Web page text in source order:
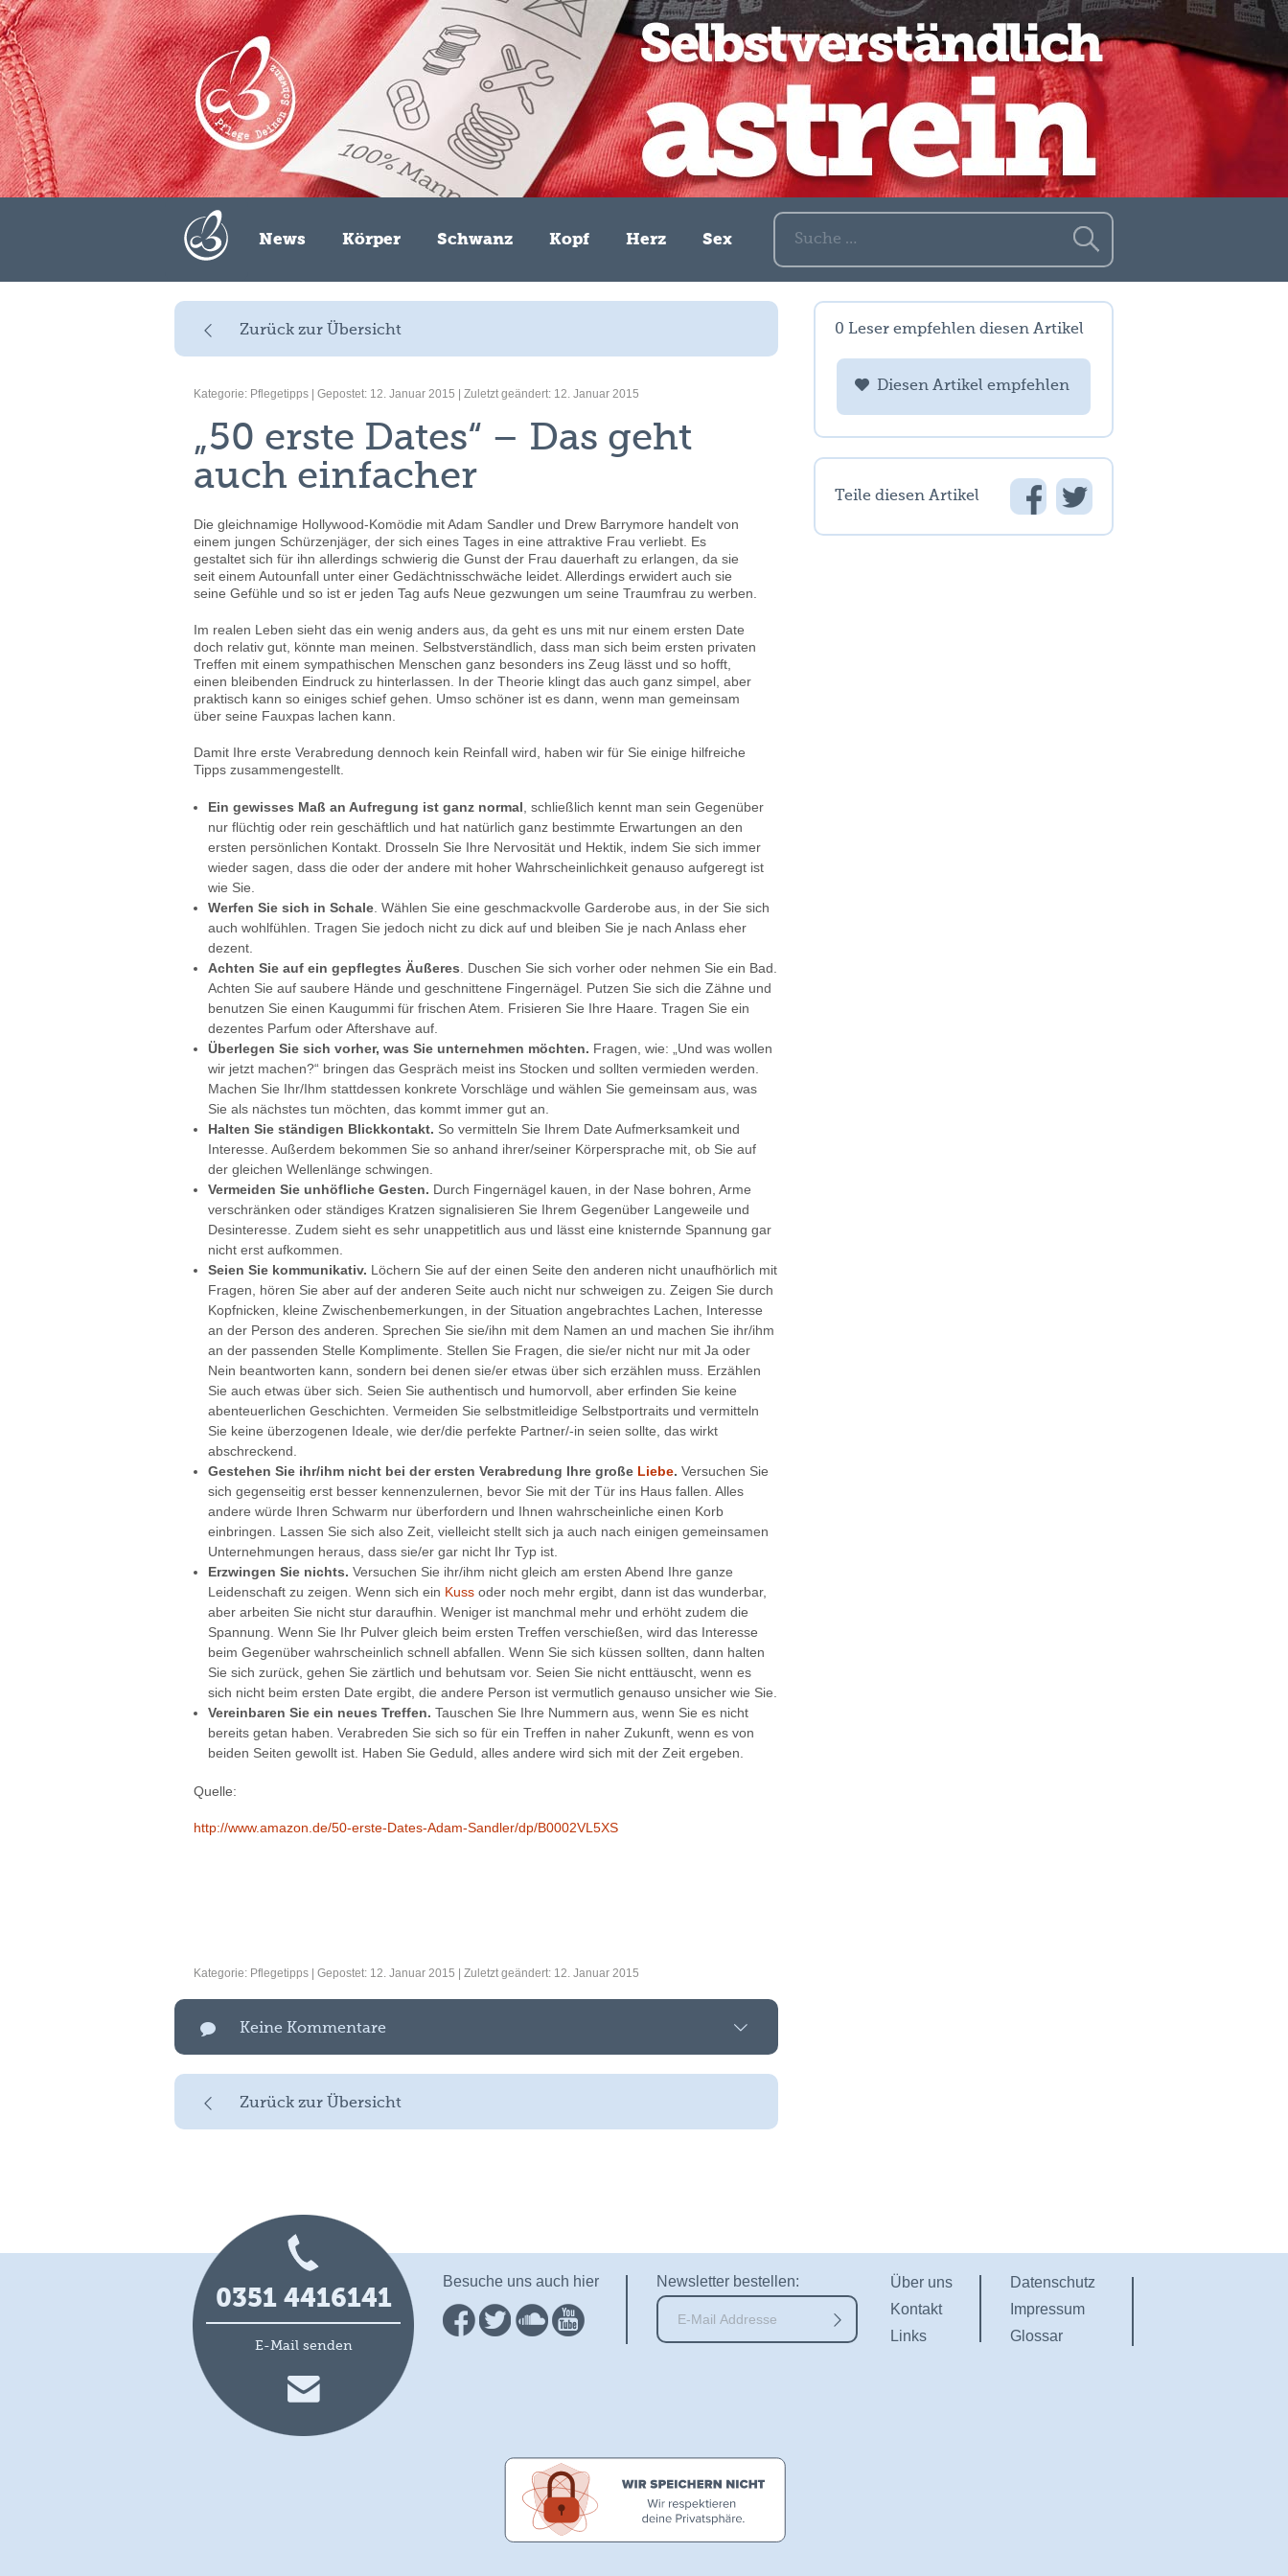
Zum Inhalt springen
News
Körper Schwanz Kopf Herz Sex
Suche nach:
Zurück zur Übersicht
Kategorie: Pflegetipps | Gepostet: 12. Januar 2015 | Zuletzt geändert: 12. Januar 2015
„50 erste Dates“ – Das geht
auch einfacher
Die gleichnamige Hollywood-Komödie mit Adam Sandler und Drew Barrymore handelt von
einem jungen Schürzenjäger, der sich eines Tages in eine attraktive Frau verliebt. Es
gestaltet sich für ihn allerdings schwierig die Gunst der Frau dauerhaft zu erlangen, da sie
seit einem Autounfall unter einer Gedächtnisschwäche leidet. Allerdings erwidert auch sie
seine Gefühle und so ist er jeden Tag aufs Neue gezwungen um seine Traumfrau zu werben.
Im realen Leben sieht das ein wenig anders aus, da geht es uns mit nur einem ersten Date
doch relativ gut, könnte man meinen. Selbstverständlich, dass man sich beim ersten privaten
Treffen mit einem sympathischen Menschen ganz besonders ins Zeug lässt und so hofft,
einen bleibenden Eindruck zu hinterlassen. In der Theorie klingt das auch ganz simpel, aber
praktisch kann so einiges schief gehen. Umso schöner ist es dann, wenn man gemeinsam
über seine Fauxpas lachen kann.
Damit Ihre erste Verabredung dennoch kein Reinfall wird, haben wir für Sie einige hilfreiche
Tipps zusammengestellt.
Ein gewisses Maß an Aufregung ist ganz normal , schließlich kennt man sein Gegenüber
nur flüchtig oder rein geschäftlich und hat natürlich ganz bestimmte Erwartungen an den
ersten persönlichen Kontakt. Drosseln Sie Ihre Nervosität und Hektik, indem Sie sich immer
wieder sagen, dass die oder der andere mit hoher Wahrscheinlichkeit genauso aufgeregt ist
wie Sie.
Werfen Sie sich in Schale . Wählen Sie eine geschmackvolle Garderobe aus, in der Sie sich
auch wohlfühlen. Tragen Sie jedoch nicht zu dick auf und bleiben Sie je nach Anlass eher
dezent.
Achten Sie auf ein gepflegtes Äußeres . Duschen Sie sich vorher oder nehmen Sie ein Bad.
Achten Sie auf saubere Hände und geschnittene Fingernägel. Putzen Sie sich die Zähne und
benutzen Sie einen Kaugummi für frischen Atem. Frisieren Sie Ihre Haare. Tragen Sie ein
dezentes Parfum oder Aftershave auf.
Überlegen Sie sich vorher, was Sie unternehmen möchten. Fragen, wie: „Und was wollen
wir jetzt machen?“ bringen das Gespräch meist ins Stocken und sollten vermieden werden.
Machen Sie Ihr/Ihm stattdessen konkrete Vorschläge und wählen Sie gemeinsam aus, was
Sie als nächstes tun möchten, das kommt immer gut an.
Halten Sie ständigen Blickkontakt. So vermitteln Sie Ihrem Date Aufmerksamkeit und
Interesse. Außerdem bekommen Sie so anhand ihrer/seiner Körpersprache mit, ob Sie auf
der gleichen Wellenlänge schwingen.
Vermeiden Sie unhöfliche Gesten. Durch Fingernägel kauen, in der Nase bohren, Arme
verschränken oder ständiges Kratzen signalisieren Sie Ihrem Gegenüber Langeweile und
Desinteresse. Zudem sieht es sehr unappetitlich aus und lässt eine knisternde Spannung gar
nicht erst aufkommen.
Seien Sie kommunikativ. Löchern Sie auf der einen Seite den anderen nicht unaufhörlich mit
Fragen, hören Sie aber auf der anderen Seite auch nicht nur schweigen zu. Zeigen Sie durch
Kopfnicken, kleine Zwischenbemerkungen, in der Situation angebrachtes Lachen, Interesse
an der Person des anderen. Sprechen Sie sie/ihn mit dem Namen an und machen Sie ihr/ihm
an der passenden Stelle Komplimente. Stellen Sie Fragen, die sie/er nicht nur mit Ja oder
Nein beantworten kann, sondern bei denen sie/er etwas über sich erzählen muss. Erzählen
Sie auch etwas über sich. Seien Sie authentisch und humorvoll, aber erfinden Sie keine
abenteuerlichen Geschichten. Vermeiden Sie selbstmitleidige Selbstportraits und vermitteln
Sie keine überzogenen Ideale, wie der/die perfekte Partner/-in seien sollte, das wirkt
abschreckend.
Gestehen Sie ihr/ihm nicht bei der ersten Verabredung Ihre große Liebe. Versuchen Sie
sich gegenseitig erst besser kennenzulernen, bevor Sie mit der Tür ins Haus fallen. Alles
andere würde Ihren Schwarm nur überfordern und Ihnen wahrscheinliche einen Korb
einbringen. Lassen Sie sich also Zeit, vielleicht stellt sich ja auch nach einigen gemeinsamen
Unternehmungen heraus, dass sie/er gar nicht Ihr Typ ist.
Erzwingen Sie nichts. Versuchen Sie ihr/ihm nicht gleich am ersten Abend Ihre ganze
Leidenschaft zu zeigen. Wenn sich ein Kuss oder noch mehr ergibt, dann ist das wunderbar,
aber arbeiten Sie nicht stur daraufhin. Weniger ist manchmal mehr und erhöht zudem die
Spannung. Wenn Sie Ihr Pulver gleich beim ersten Treffen verschießen, wird das Interesse
beim Gegenüber wahrscheinlich schnell abfallen. Wenn Sie sich küssen sollten, dann halten
Sie sich zurück, gehen Sie zärtlich und behutsam vor. Seien Sie nicht enttäuscht, wenn es
sich nicht beim ersten Date ergibt, die andere Person ist vermutlich genauso unsicher wie Sie.
Vereinbaren Sie ein neues Treffen. Tauschen Sie Ihre Nummern aus, wenn Sie es nicht
bereits getan haben. Verabreden Sie sich so für ein Treffen in naher Zukunft, wenn es von
beiden Seiten gewollt ist. Haben Sie Geduld, alles andere wird sich mit der Zeit ergeben.
Quelle:
http://www.amazon.de/50-erste-Dates-Adam-Sandler/dp/B0002VL5XS
Kategorie: Pflegetipps | Gepostet: 12. Januar 2015 | Zuletzt geändert: 12. Januar 2015
Keine Kommentare
Zurück zur Übersicht
0 Leser empfehlen diesen Artikel
Diesen Artikel empfehlen
Teile diesen Artikel
0351 4416141
E-Mail senden
Besuche uns auch hier Newsletter bestellen:
Über uns
Kontakt
Links
Datenschutz
Impressum
Glossar